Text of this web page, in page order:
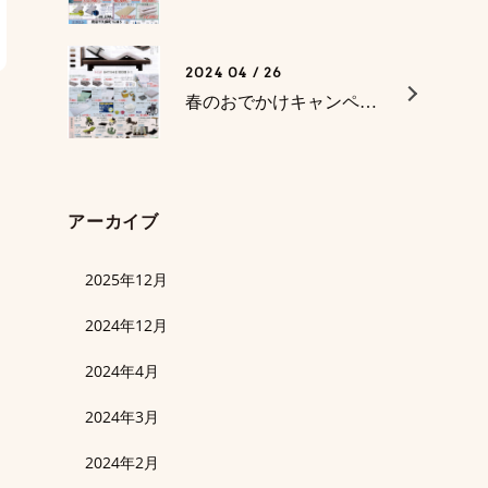
2024 04 / 26
春のおでかけキャンペーン 母の日セール
アーカイブ
2025年12月
2024年12月
2024年4月
2024年3月
2024年2月